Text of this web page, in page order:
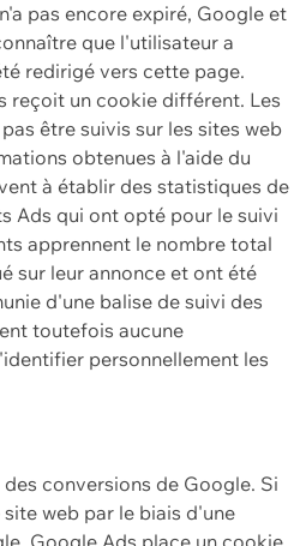
pas encore expiré, Google et
que l'utilisateur a
redirigé vers cette page.
reçoit un cookie différent. Les
être suivis sur les sites web
obtenues à l'aide du
à établir des statistiques de
Ads qui ont opté pour le suivi
apprennent le nombre total
sur leur annonce et ont été
d'une balise de suivi des
toutefois aucune
personnellement les
conversions de Google. Si
web par le biais d'une